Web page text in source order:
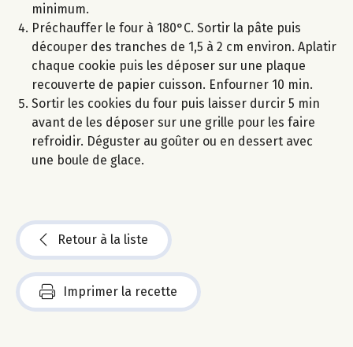
minimum.
Préchauffer le four à 180°C. Sortir la pâte puis
découper des tranches de 1,5 à 2 cm environ. Aplatir
chaque cookie puis les déposer sur une plaque
recouverte de papier cuisson. Enfourner 10 min.
Sortir les cookies du four puis laisser durcir 5 min
avant de les déposer sur une grille pour les faire
refroidir. Déguster au goûter ou en dessert avec
une boule de glace.
Retour à la liste
Imprimer la recette